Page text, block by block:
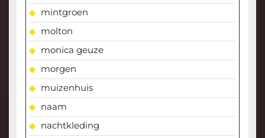
mintgroen
molton
monica geuze
morgen
muizenhuis
naam
nachtkleding